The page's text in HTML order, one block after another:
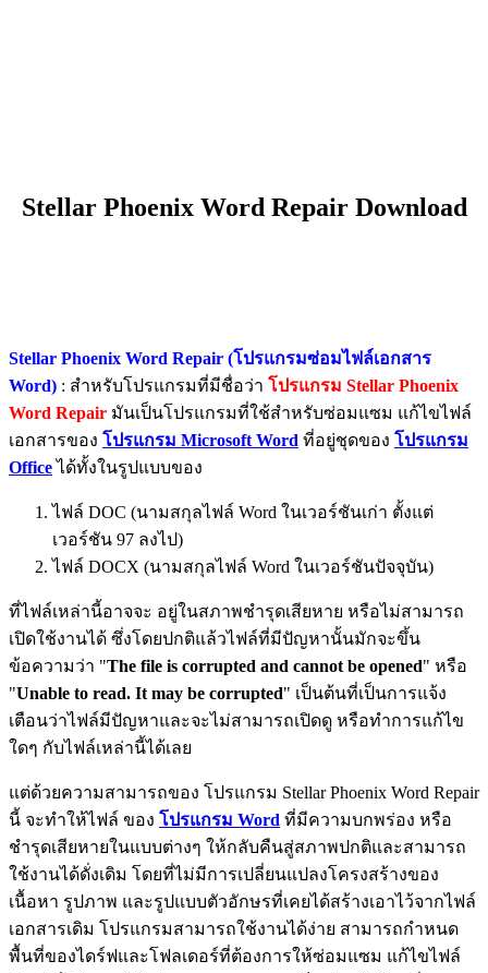
Stellar Phoenix Word Repair Download
Stellar Phoenix Word Repair (โปรแกรมซ่อมไฟล์เอกสาร
Word) : สำหรับโปรแกรมที่มีชื่อว่า โปรแกรม Stellar Phoenix
Word Repair มันเป็นโปรแกรมที่ใช้สำหรับซ่อมแซม แก้ไขไฟล์
เอกสารของ โปรแกรม Microsoft Word ที่อยู่ชุดของ โปรแกรม
Officeได้ทั้งในรูปแบบของ
ไฟล์ DOC (นามสกุลไฟล์ Word ในเวอร์ชันเก่า ตั้งแต่
เวอร์ชัน 97 ลงไป)
ไฟล์ DOCX (นามสกุลไฟล์ Word ในเวอร์ชันปัจจุบัน)
ที่ไฟล์เหล่านี้อาจจะ อยู่ในสภาพชำรุดเสียหาย หรือไม่สามารถ
เปิดใช้งานได้ ซึ่งโดยปกติแล้วไฟล์ที่มีปัญหานั้นมักจะขึ้น
ข้อความว่า "The file is corrupted and cannot be opened" หรือ
"Unable to read. It may be corrupted" เป็นต้นที่เป็นการแจ้ง
เตือนว่าไฟล์มีปัญหาและจะไม่สามารถเปิดดู หรือทำการแก้ไข
ใดๆ กับไฟล์เหล่านี้ได้เลย
แต่ด้วยความสามารถของ โปรแกรม Stellar Phoenix Word Repair
นี้ จะทำให้ไฟล์ ของ โปรแกรม Word ที่มีความบกพร่อง หรือ
ชำรุดเสียหายในแบบต่างๆ ให้กลับคืนสู่สภาพปกติและสามารถ
ใช้งานได้ดั่งเดิม โดยที่ไม่มีการเปลี่ยนแปลงโครงสร้างของ
เนื้อหา รูปภาพ และรูปแบบตัวอักษรที่เคยได้สร้างเอาไว้จากไฟล์
เอกสารเดิม โปรแกรมสามารถใช้งานได้ง่าย สามารถกำหนด
พื้นที่ของไดร์ฟและโฟลเดอร์ที่ต้องการให้ซ่อมแซม แก้ไขไฟล์